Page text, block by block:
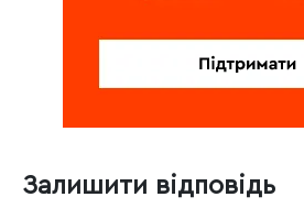
Залишити відповідь